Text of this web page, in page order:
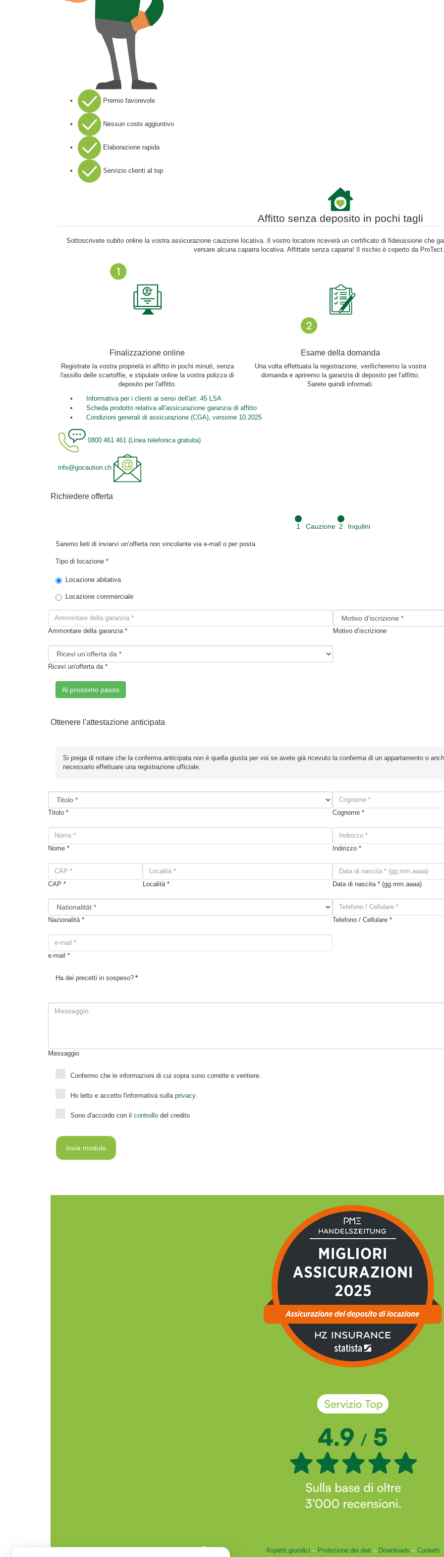
Premio favorevole
Nessun costo aggiuntivo
Elaborazione rapida
Servizio clienti al top
Affitto senza deposito in pochi tagli
Sottoscrivete subito online la vostra assicurazione cauzione locativa. Il vostro locatore riceverà un certificato di fideiussione che
versare alcuna caparra locativa. Affittate senza caparra! Il rischio è coperto da ProTect
Finalizzazione online
Registrate la vostra proprietà in affitto in pochi minuti, senza
l'assillo delle scartoffie, e stipulate online la vostra polizza di
deposito per l'affitto.
Esame della domanda
Una volta effettuata la registrazione, verificheremo la vostra
domanda e apriremo la garanzia di deposito per l'affitto.
Sarete quindi informati.
Informativa per i clienti ai sensi dell'art. 45 LSA
Scheda prodotto relativa all'assicurazione garanzia di affitto
Condizioni generali di assicurazione (CGA), versione 10.2025
0800 461 461 (Linea telefonica gratuita)
info@gocaution.ch
Richiedere offerta
1 Cauzione 2 Inqulini
Saremo lieti di inviarvi un’offerta non vincolante via e-mail o per posta.
Tipo di locazione *
Locazione abitativa
Locazione commerciale
Ammontare della garanzia * Motivo d’iscrizione
Ricevi un'offerta da *
Al prossimo passo
Ottenere l'attestazione anticipata
Si prega di notare che la conferma anticipata non è quella giusta per voi se avete già ricevuto la conferma di un appartamento o
necessario effettuare una registrazione ufficiale.
Titolo * Cognome *
Nome * Indirizzo *
CAP * Località * Data di nascita * (gg.mm.aaaa)
Nazionalità * Telefono / Cellulare *
e-mail *
Ha dei precetti in sospeso? *
Messaggio
Confermo che le informazioni di cui sopra sono corrette e veritiere.
Ho letto e accetto l'informativa sulla privacy
Sono d'accordo con il controllo del credito
Invia modulo
Aspetti giuridici – Protezione dei dati – Downloads – Contatti